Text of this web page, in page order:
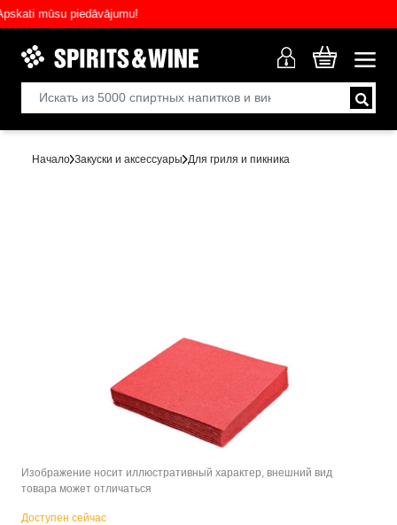
mūsu piedāvājumu!
Начало Закуски и аксессуары Для гриля и пикника
Изображение носит иллюстративный характер, внешний вид
товара может отличаться
Доступен сейчас